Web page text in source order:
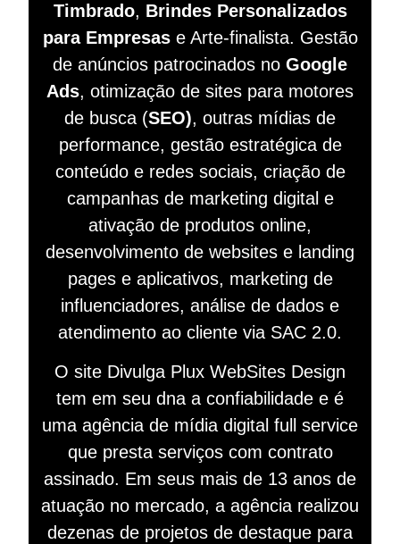
Timbrado, Brindes Personalizados
para Empresas e Arte-finalista. Gestão
de anúncios patrocinados no Google
Ads, otimização de sites para motores
de busca (SEO), outras mídias de
performance, gestão estratégica de
conteúdo e redes sociais, criação de
campanhas de marketing digital e
ativação de produtos online,
desenvolvimento de websites e landing
pages e aplicativos, marketing de
influenciadores, análise de dados e
atendimento ao cliente via SAC 2.0.
O site Divulga Plux WebSites Design
tem em seu dna a confiabilidade e é
uma agência de mídia digital full service
que presta serviços com contrato
assinado. Em seus mais de 13 anos de
atuação no mercado, a agência realizou
dezenas de projetos de destaque para